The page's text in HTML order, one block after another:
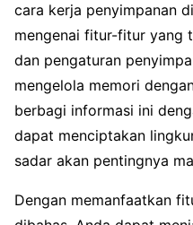
cara kerja penyimpanan
mengenai fitur-fitur yang
dan pengaturan
mengelola memori
berbagi informasi ini
dapat menciptakan
sadar akan pentingnya
Dengan memanfaatkan